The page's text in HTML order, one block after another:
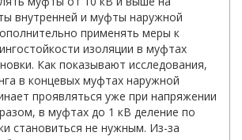
внутренней и муфты наружной
применять меры к
изоляции в муфтах
Как показывают исследования,
в концевых муфтах наружной
проявляться уже при напряжении
в муфтах до 1 кВ деление по
становиться не нужным. Из-за